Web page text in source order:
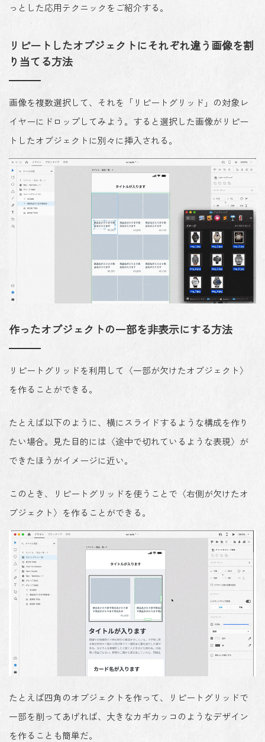
っとした応用テクニックをご紹介する。
リピートしたオブジェクトにそれぞれ違う画像を割
り当てる方法
画像を複数選択して、それを「リピートグリッド」の対象レ
イヤーにドロップしてみよう。すると選択した画像がリピー
トしたオブジェクトに別々に挿入される。
作ったオブジェクトの一部を非表示にする方法
リピートグリッドを利用して〈一部が欠けたオブジェクト〉
を作ることができる。
たとえば以下のように、横にスライドするような構成を作り
たい場合。見た目的には〈途中で切れているような表現〉が
できたほうがイメージに近い。
このとき、リピートグリッドを使うことで〈右側が欠けたオ
ブジェクト〉を作ることができる。
たとえば四角のオブジェクトを作って、リピートグリッドで
一部を削ってあげれば、大きなカギカッコのようなデザイン
を作ることも簡単だ。